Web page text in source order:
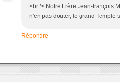
<br /> Notre Frère Jean-françois
n'en pas douter, le grand Temple
Répondre